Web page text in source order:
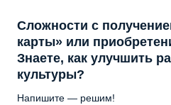
Сложности с
карты» или
Знаете, как улучшить
культуры?
Напишите — решим!